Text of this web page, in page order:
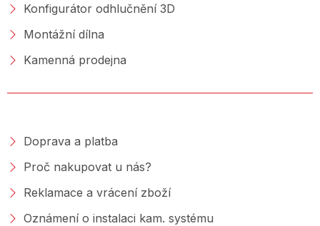
Konfigurátor odhlučnění 3D
Montážní dílna
Kamenná prodejna
Doprava a platba
Proč nakupovat u nás?
Reklamace a vrácení zboží
Oznámení o instalaci kam. systému